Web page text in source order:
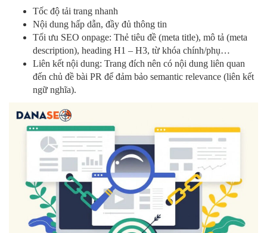
Tốc độ tải trang nhanh
Nội dung hấp dẫn, đầy đủ thông tin
Tối ưu SEO onpage: Thẻ tiêu đề (meta title), mô tả (meta
description), heading H1 – H3, từ khóa chính/phụ…
Liên kết nội dung: Trang đích nên có nội dung liên quan
đến chủ đề bài PR để đảm bảo semantic relevance (liên kết
ngữ nghĩa).